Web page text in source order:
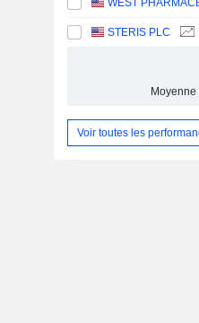
STERIS PLC
Voir toutes les